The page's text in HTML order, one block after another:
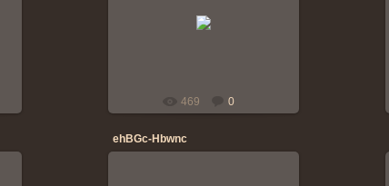
469 0
ehBGc-Hbwnc